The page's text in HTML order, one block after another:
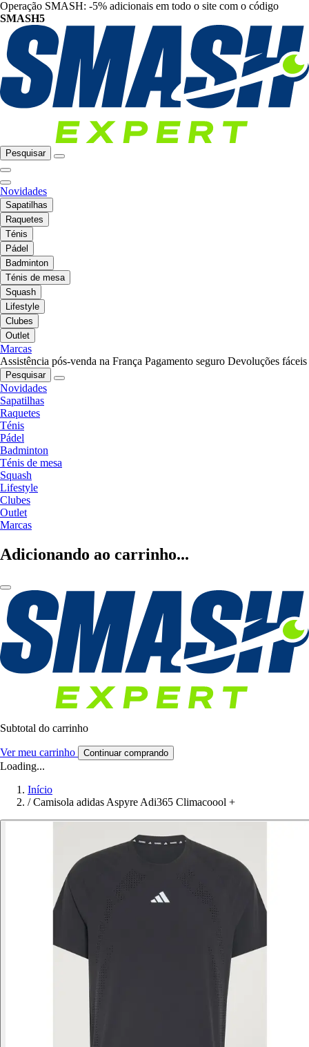
Operação SMASH: -5% adicionais em todo o site com o código
SMASH5
Pesquisar
Novidades
Sapatilhas
Raquetes
Ténis
Pádel
Badminton
Ténis de mesa
Squash
Lifestyle
Clubes
Outlet
Marcas
Assistência pós-venda na França Pagamento seguro Devoluções fáceis
Pesquisar
Novidades
Sapatilhas
Raquetes
Ténis
Pádel
Badminton
Ténis de mesa
Squash
Lifestyle
Clubes
Outlet
Marcas
Adicionando ao carrinho...
Subtotal do carrinho
Ver meu carrinho Continuar comprando
Loading...
Início
/ Camisola adidas Aspyre Adi365 Climacoool +